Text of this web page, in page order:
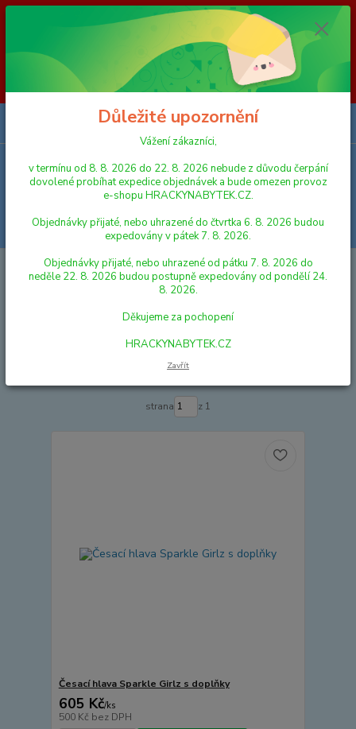
Vážení zákazníci, v termínu od 8. 8. 2026 do 23. 8. 2026 nebude z
důvodu čerpání dovolené probíhat expedice objednávek a bude omezen
provoz e-shopu HRACKYNABYTEK.CZ. Objednávky přijaté, nebo
uhrazené do čtvrtka 6. 8. 2026 budou expedovány v pátek 7. 8. 2026.
Objednávky přijaté, nebo uhrazené od pátku 7. 8. 2026 do neděle 23. 8.
2026 budou postupně expedovány od pondělí 24. 8. 2026. Děkujeme za
pochopení HRACKYNABYTEK.CZ
Menu
Hledat
PANENKY, DOPLŇKY K PANENKÁM ČESACÍ HLAVY
ČESACÍ HLAVY
Nejlevnější Nejdražší
strana z 1
Česací hlava Sparkle Girlz s doplňky
605 Kč/ks
500 Kč bez DPH
Důležité upozornění
Vážení zákazníci,
v termínu od 8. 8. 2026 do 22. 8. 2026 nebude z důvodu čerpání
dovolené probíhat expedice objednávek a bude omezen provoz
e-shopu HRACKYNABYTEK.CZ.
Objednávky přijaté, nebo uhrazené do čtvrtka 6. 8. 2026 budou
expedovány v pátek 7. 8. 2026.
Objednávky přijaté, nebo uhrazené od pátku 7. 8. 2026 do
neděle 22. 8. 2026 budou postupně expedovány od pondělí 24.
8. 2026.
Děkujeme za pochopení
HRACKYNABYTEK.CZ
Zavřít